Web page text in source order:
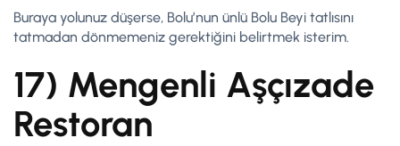
Buraya yolunuz düşerse, Bolu’nun ünlü Bolu Beyi tatlısını
tatmadan dönmemeniz gerektiğini belirtmek isterim.
17) Mengenli Aşçızade
Restoran